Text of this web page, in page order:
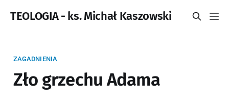
TEOLOGIA - ks. Michał Kaszowski
ZAGADNIENIA
Zło grzechu Adama